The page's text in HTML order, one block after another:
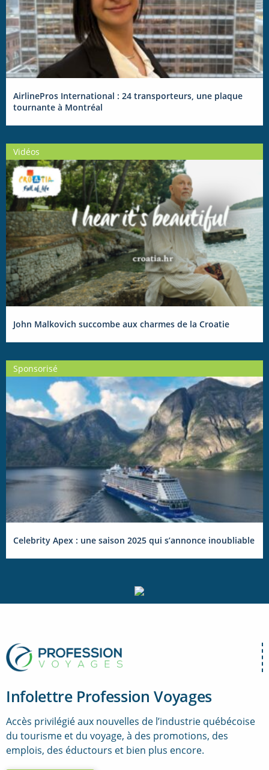
AirlinePros International : 24 transporteurs, une plaque
tournante à Montréal
Vidéos
John Malkovich succombe aux charmes de la Croatie
Sponsorisé
Celebrity Apex : une saison 2025 qui s’annonce inoubliable
Infolettre Profession Voyages
Accès privilégié aux nouvelles de l’industrie québécoise
du tourisme et du voyage, à des promotions, des
emplois, des éductours et bien plus encore.